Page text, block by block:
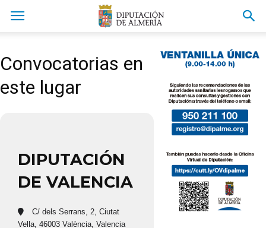
Convocatorias en
este lugar
DIPUTACIÓN
DE VALENCIA
C/ dels Serrans, 2, Ciutat
Vella, 46003 València, Valencia